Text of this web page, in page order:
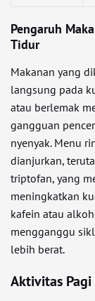
Pengaruh
Tidur
Makanan yang
langsung pada
atau berlemak
gangguan
nyenyak. Menu
dianjurkan,
triptofan, yang
meningkatkan
kafein atau
mengganggu
lebih berat.
Aktivitas